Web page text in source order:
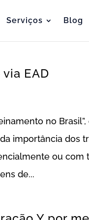
Serviços Blog
EAD
no
importância dos
ou com
de...